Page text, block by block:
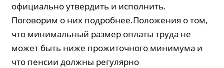
официально утвердить и исполнить.
Поговорим о них подробнее.Положения о том,
что минимальный размер оплаты труда не
может быть ниже прожиточного минимума и
что пенсии должны регулярно